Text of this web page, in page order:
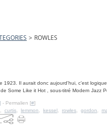
> ROWLES
1923. Il aurait donc aujourd'hui, c'est
Some Like it Hot , sous-titré Modern Jazz
] - Permalien [#]
curtis lemmon kessel rowles gordon